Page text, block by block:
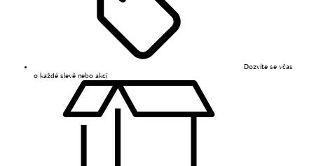
Dozvíte se včas
o každé slevě nebo akci